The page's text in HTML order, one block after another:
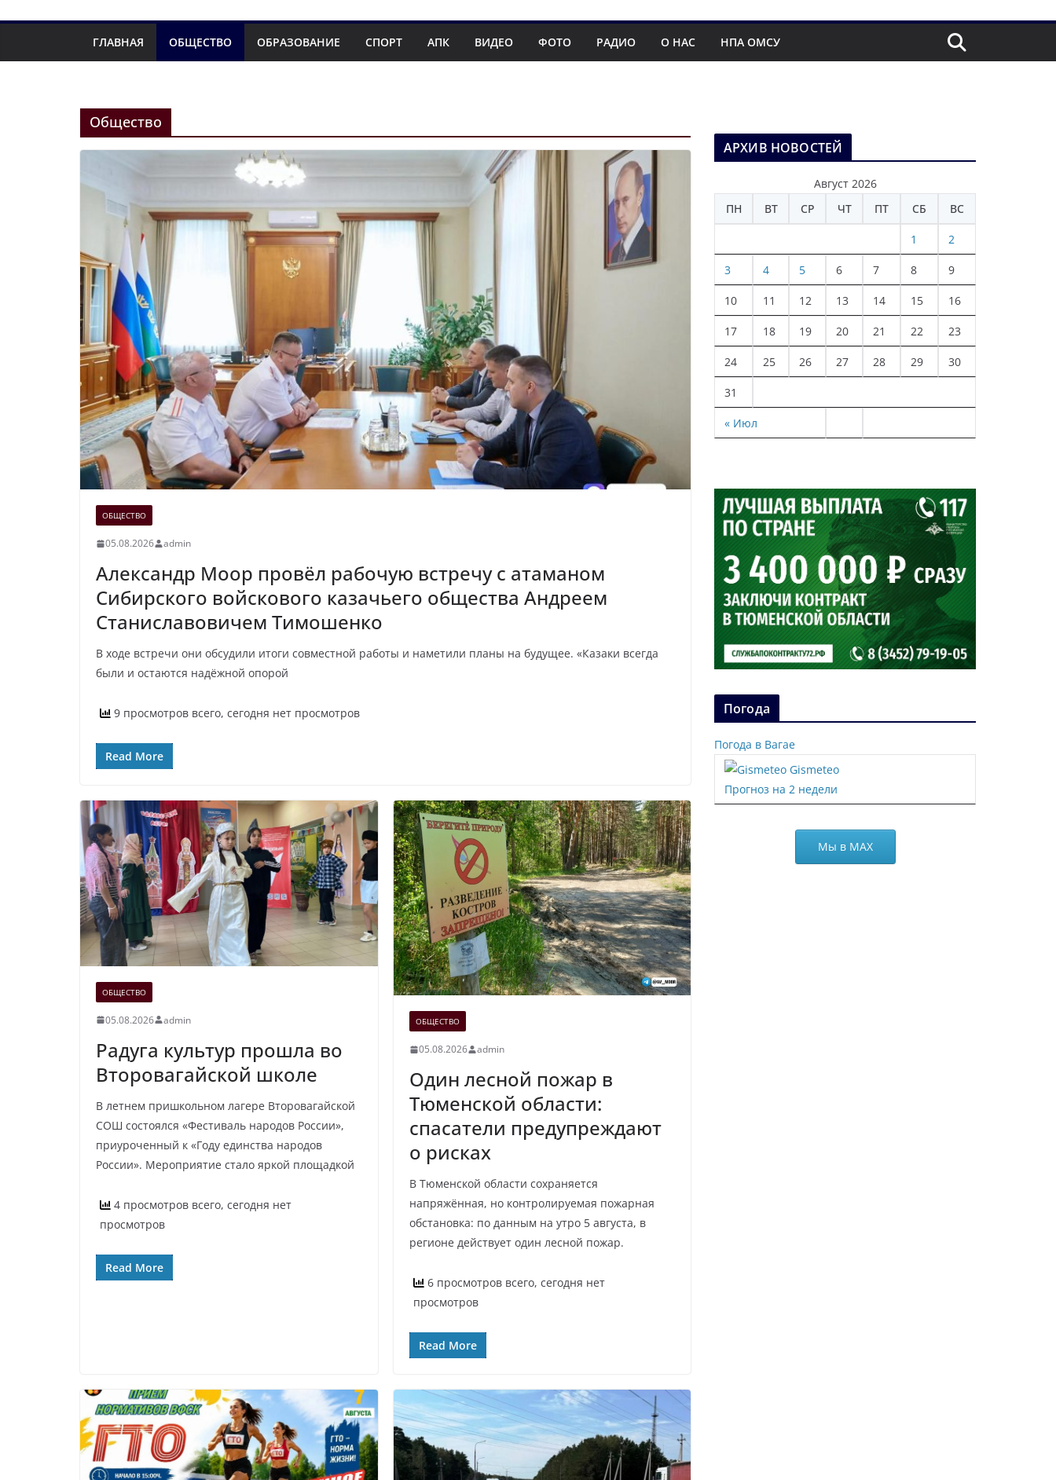
ГЛАВНАЯ ОБЩЕСТВО ОБРАЗОВАНИЕ СПОРТ АПК ВИДЕО ФОТО РАДИО О НАС НПА ОМСУ
Общество
ОБЩЕСТВО
05.08.2026 admin
Александр Моор провёл рабочую встречу с атаманом
Сибирского войскового казачьего общества Андреем
Станиславовичем Тимошенко
В ходе встречи они обсудили итоги совместной работы и наметили планы на будущее. «Казаки всегда
были и остаются надёжной опорой
9 просмотров всего, сегодня нет просмотров
Read More
ОБЩЕСТВО
05.08.2026 admin
Радуга культур прошла во
Второвагайской школе
В летнем пришкольном лагере Второвагайской
СОШ состоялся «Фестиваль народов России»,
приуроченный к «Году единства народов
России». Мероприятие стало яркой площадкой
4 просмотров всего, сегодня нет
просмотров
Read More
ОБЩЕСТВО
05.08.2026 admin
Один лесной пожар в
Тюменской области:
спасатели предупреждают
о рисках
В Тюменской области сохраняется
напряжённая, но контролируемая пожарная
обстановка: по данным на утро 5 августа, в
регионе действует один лесной пожар.
6 просмотров всего, сегодня нет
просмотров
Read More
АРХИВ НОВОСТЕЙ
Август 2026
ПН
ВТ СР ЧТ ПТ СБ ВС
« Июл
1 2
3 4 5 6 7 8 9
10 11 12 13 14 15 16
17 18 19 20 21 22 23
24 25 26 27 28 29 30
31
Погода
Погода в Вагае
Gismeteo
Прогноз на 2 недели
Мы в МАХ